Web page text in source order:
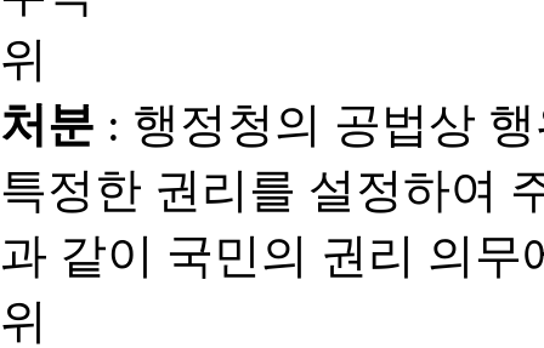
처분 : 행정청의 공법상
특정한 권리를 설정하여
과 같이 국민의 권리 의
위